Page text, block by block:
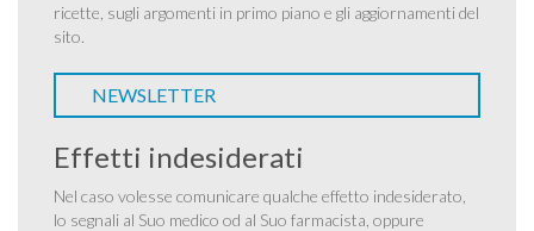
ricette, sugli argomenti in primo piano e gli aggiornamenti del
sito.
NEWSLETTER
Effetti indesiderati
Nel caso volesse comunicare qualche effetto indesiderato,
lo segnali al Suo medico od al Suo farmacista, oppure